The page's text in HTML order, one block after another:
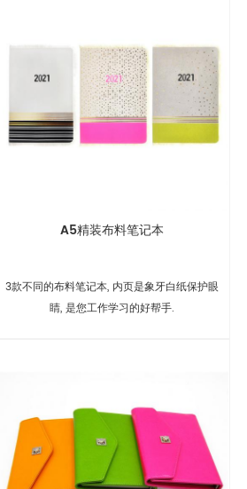
A5精装布料笔记本
3款不同的布料笔记本, 内页是象牙白纸保护眼
睛, 是您工作学习的好帮手.